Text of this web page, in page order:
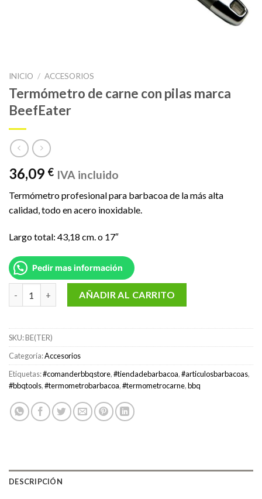
INICIO / ACCESORIOS
Termómetro de carne con pilas marca
BeefEater
36,09 € IVA incluido
Termómetro profesional para barbacoa de la más alta
calidad, todo en acero inoxidable.
Largo total: 43,18 cm. o 17″
Pedir mas información
Termómetro de carne con pilas marca BeefEater cantidad
AÑADIR AL CARRITO
SKU:BE(TER)
Categoría:Accesorios
Etiquetas:#comanderbbqstore,#tiendadebarbacoa,#articulosbarbacoas,
#bbqtools,#termometrobarbacoa,#termometrocarne,bbq
DESCRIPCIÓN